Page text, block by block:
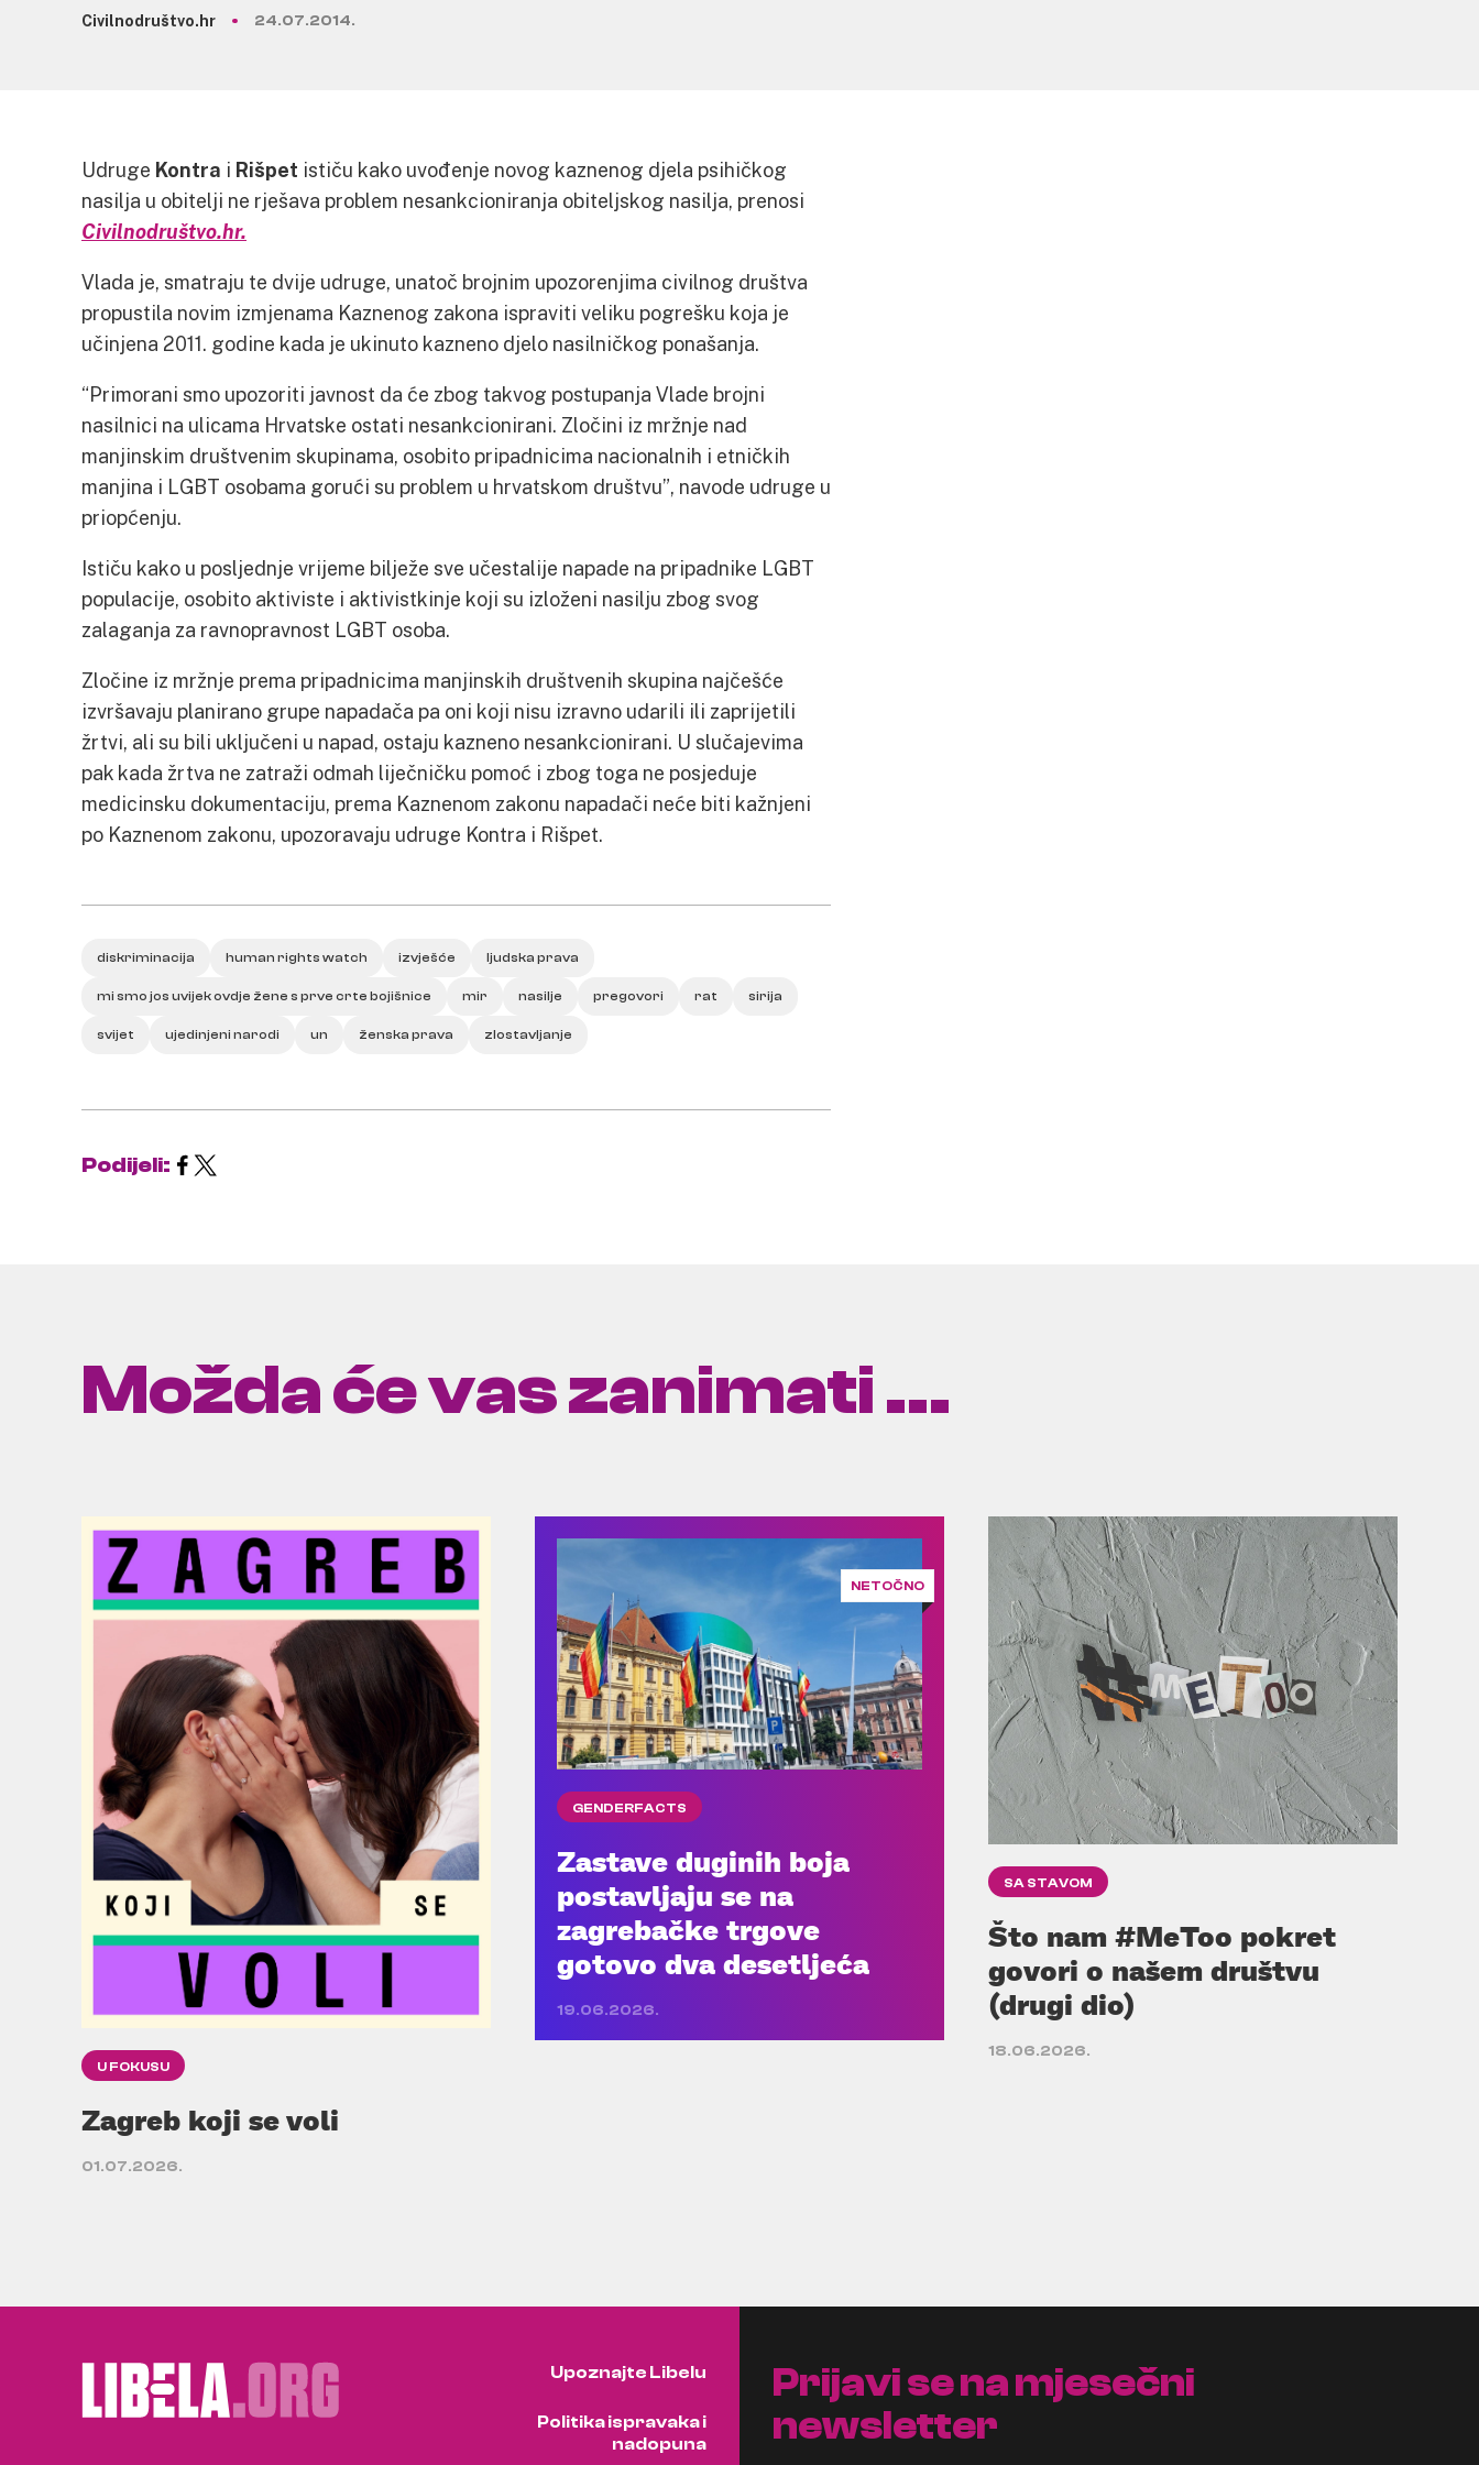
Civilnodruštvo.hr 24.07.2014.
Udruge Kontra i Rišpet ističu kako uvođenje novog kaznenog djela psihičkog
nasilja u obitelji ne rješava problem nesankcioniranja obiteljskog nasilja, prenosi
Civilnodruštvo.hr.
Vlada je, smatraju te dvije udruge, unatoč brojnim upozorenjima civilnog društva
propustila novim izmjenama Kaznenog zakona ispraviti veliku pogrešku koja je
učinjena 2011. godine kada je ukinuto kazneno djelo nasilničkog ponašanja.
“Primorani smo upozoriti javnost da će zbog takvog postupanja Vlade brojni
nasilnici na ulicama Hrvatske ostati nesankcionirani. Zločini iz mržnje nad
manjinskim društvenim skupinama, osobito pripadnicima nacionalnih i etničkih
manjina i LGBT osobama gorući su problem u hrvatskom društvu”, navode udruge u
priopćenju.
Ističu kako u posljednje vrijeme bilježe sve učestalije napade na pripadnike LGBT
populacije, osobito aktiviste i aktivistkinje koji su izloženi nasilju zbog svog
zalaganja za ravnopravnost LGBT osoba.
Zločine iz mržnje prema pripadnicima manjinskih društvenih skupina najčešće
izvršavaju planirano grupe napadača pa oni koji nisu izravno udarili ili zaprijetili
žrtvi, ali su bili uključeni u napad, ostaju kazneno nesankcionirani. U slučajevima
pak kada žrtva ne zatraži odmah liječničku pomoć i zbog toga ne posjeduje
medicinsku dokumentaciju, prema Kaznenom zakonu napadači neće biti kažnjeni
po Kaznenom zakonu, upozoravaju udruge Kontra i Rišpet.
diskriminacija human rights watch izvješće ljudska prava
mi smo jos uvijek ovdje žene s prve crte bojišnice mir nasilje pregovori rat sirija
svijet ujedinjeni narodi un ženska prava zlostavljanje
Podijeli:
Možda će vas zanimati ...
U FOKUSU
Zagreb koji se voli
01.07.2026.
NETOČNO
GENDERFACTS
Zastave duginih boja
postavljaju se na
zagrebačke trgove
gotovo dva desetljeća
19.06.2026.
SA STAVOM
Što nam #MeToo pokret
govori o našem društvu
(drugi dio)
18.06.2026.
Upoznajte Libelu
Politika ispravaka i
nadopuna
Prijavi se na mjesečni
newsletter